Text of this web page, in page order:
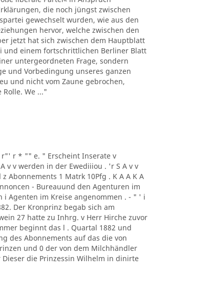
die noch jüngst zwischen
gewechselt wurden, wie aus den
hervor, welche zwischen den
jetzt hat sich zwischen dem Hauptblatt
und einem fortschrittlichen Berliner Blatt
untergeordneten Frage, sondern
und Vorbedingung unseres ganzen
und nicht vom Zaune gebrochen,
We ..."
r"' r * "" e. " Erscheint Inserate v
v v werden in der Ewediiiou . 'r S A v v
Abonnements 1 Matrk 10Pfg . K A A K A
- Bureauund den Agenturen im
i Agenten im Kreise angenommen . - " ' i
Der Kronprinz begab sich am
27 hatte zu Inhrg. v Herr Hirche zuvor
beginnt das l . Quartal 1882 und
des Abonnements auf das die von
und 0 der von dem Milchhändler
die Prinzessin Wilhelm in dinirte